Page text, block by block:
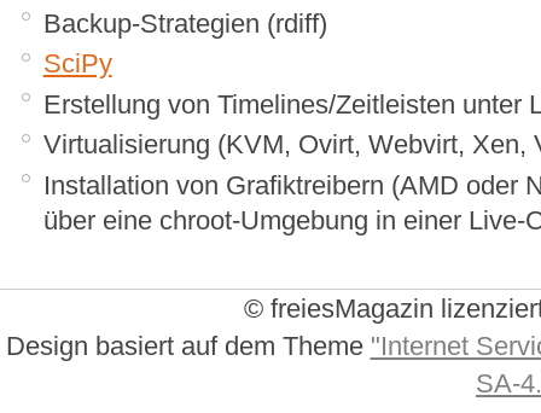
Backup-Strategien (rdiff)
SciPy
Erstellung von Timelines/Zeitleisten unter
Virtualisierung (KVM, Ovirt, Webvirt, Xen,
Installation von Grafiktreibern (AMD oder
über eine chroot-Umgebung in einer Live-
© freiesMagazin
Design basiert auf dem Theme "Internet
SA-